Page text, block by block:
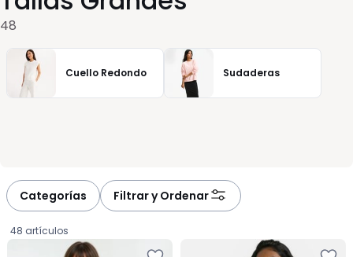
48
Cuello Redondo Sudaderas
Categorías Filtrar y Ordenar
48 artículos